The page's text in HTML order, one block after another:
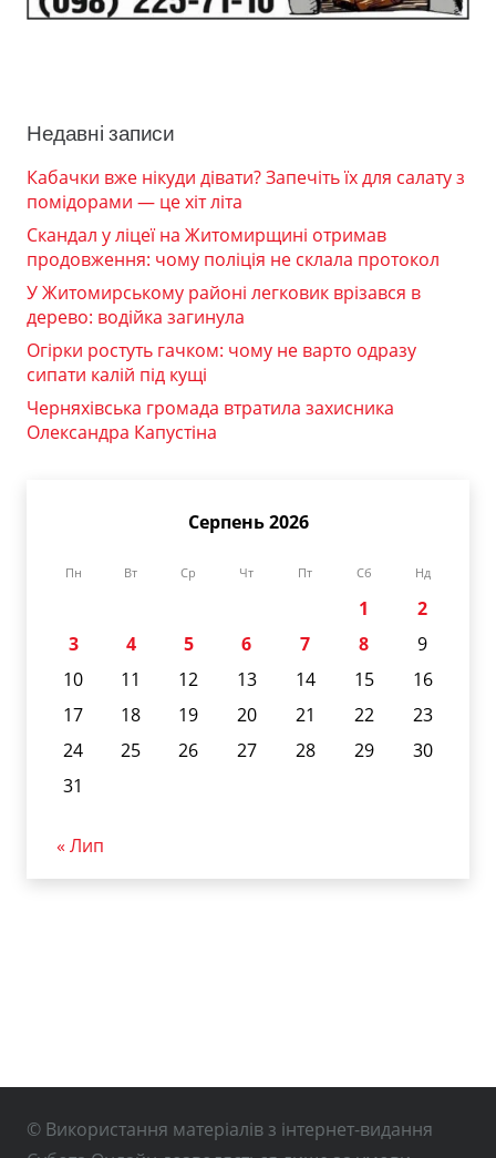
Недавні записи
Кабачки вже нікуди дівати? Запечіть їх для салату з
помідорами — це хіт літа
Скандал у ліцеї на Житомирщині отримав
продовження: чому поліція не склала протокол
У Житомирському районі легковик врізався в
дерево: водійка загинула
Огірки ростуть гачком: чому не варто одразу
сипати калій під кущі
Черняхівська громада втратила захисника
Олександра Капустіна
Серпень 2026
Пн Вт Ср Чт Пт Сб Нд
1
2
3
4 5 6 7 8
9
10
11 12 13 14 15
16
17
18 19 20 21 22
23
24
25 26 27 28 29
30
31
« Лип
© Використання матеріалів з інтернет-видання